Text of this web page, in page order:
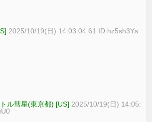
2025/10/19(日) 14:03:04.61 ID:hz5sh3Ys
ル彗星(東京都) [US] 2025/10/19(日) 14:05: